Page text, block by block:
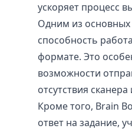
ускоряет процесс
Одним из основных
способность
формате. Это
возможности
отсутствия
Кроме того, Brain
ответ на задание,